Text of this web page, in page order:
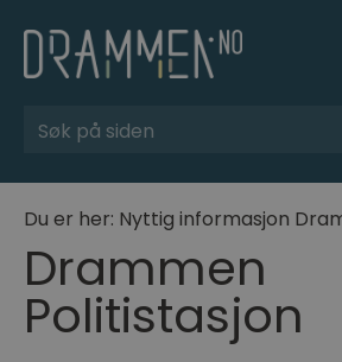
Søk
Du er her: Nyttig informasjon
Drammen
Politistasjon